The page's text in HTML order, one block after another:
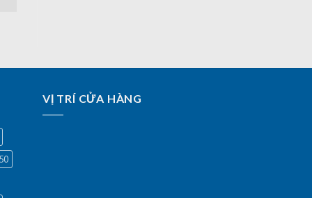
VỊ TRÍ CỬA HÀNG